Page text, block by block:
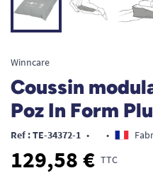
Winncare
Coussin
Poz In Form
Ref : TE-34372-1 • •
129,58 € TTC